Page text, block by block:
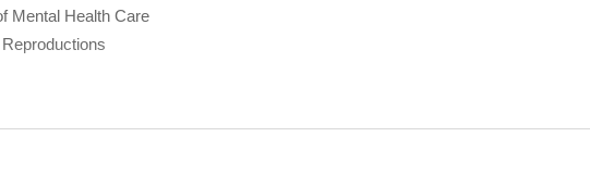
Mental Health Care